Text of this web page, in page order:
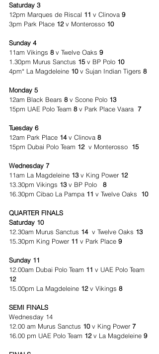
Saturday 3
12pm Marques de Riscal 11 v Clinova 9
3pm Park Place 12 v Monterosso 10
Sunday 4
11am Vikings 8 v Twelve Oaks 9
1.30pm Murus Sanctus 15 v BP Polo 10
4pm* La Magdeleine 10 v Sujan Indian Tigers 8
Monday 5
12am Black Bears 8 v Scone Polo 13
15pm UAE Polo Team 8 v Park Place Vaara 7
Tuesday 6
12am Park Place 14 v Clinova 8
15pm Dubai Polo Team 12 v Monterosso 15
Wednesday 7
11am La Magdeleine 13 v King Power 12
13.30pm Vikings 13 v BP Polo
  8
16.30pm Cibao La Pampa 11 v Twelve Oaks 10
QUARTER FINALS
Saturday 10
12.30am Murus Sanctus 14
  v Twelve Oaks
13
15.30pm King Power 11 v Park Place 9
Sunday 11
12.00am Dubai Polo Team 11 v UAE Polo Team
12
15.00pm La Magdeleine 12 v Vikings 8
SEMI FINALS
Wednesday 14
12.00 am Murus Sanctus 10 v King Power 7
16.00 pm UAE Polo Team 12 v La Magdeleine 9